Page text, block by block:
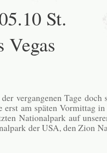
St.
Vegas
vergangenen Tage doch
erst am späten Vormittag
Nationalpark auf
der USA, den Zion